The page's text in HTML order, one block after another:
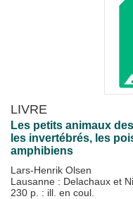
LIVRE
Les petits animaux
les invertébrés, les
amphibiens
Lars-Henrik Olsen
Lausanne : Delachaux et
230 p. : ill. en coul.